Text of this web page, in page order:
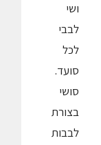
ושי
לבבי
לכל
סועד.
סושי
בצורת
לבבות